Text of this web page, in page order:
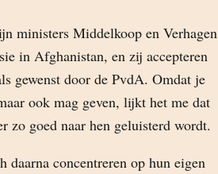
ministers Middelkoop en Verhagen
in Afghanistan, en zij accepteren
gewenst door de PvdA. Omdat je
ook mag geven, lijkt het me dat
zo goed naar hen geluisterd wordt.
concentreren op hun eigen